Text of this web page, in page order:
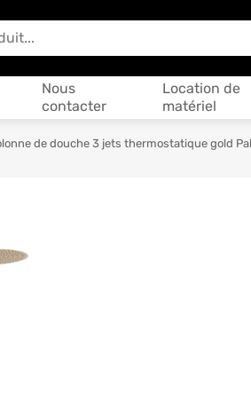
?
Nous
contacter
Location de
matériel
de douche 3 jets thermostatique gold